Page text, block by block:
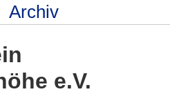
Archiv
e.V.